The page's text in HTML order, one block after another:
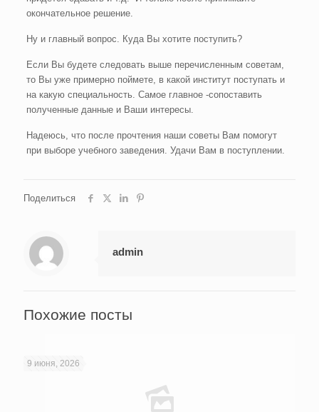
окончательное решение.
Ну и главный вопрос. Куда Вы хотите поступить?
Если Вы будете следовать выше перечисленным советам,
то Вы уже примерно поймете, в какой институт поступать и
на какую специальность. Самое главное -сопоставить
полученные данные и Ваши интересы.
Надеюсь, что после прочтения наши советы Вам помогут
при выборе учебного заведения. Удачи Вам в поступлении.
Поделиться
admin
Похожие посты
9 июня, 2026